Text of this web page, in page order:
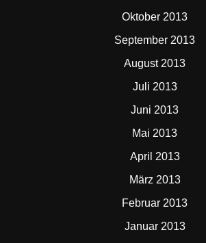
Oktober 2013
September 2013
August 2013
Juli 2013
Juni 2013
Mai 2013
April 2013
März 2013
Februar 2013
Januar 2013